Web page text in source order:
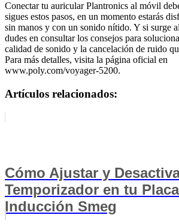
Conectar tu auricular Plantronics al móvil
sigues estos pasos, en un momento estarás
sin manos y con un sonido nítido. Y si surge
dudes en consultar los consejos para
calidad de sonido y la cancelación de ruido
Para más detalles, visita la página oficial en
www.poly.com/voyager-5200.
Artículos relacionados:
Cómo Ajustar y
Temporizador en tu
Inducción Smeg